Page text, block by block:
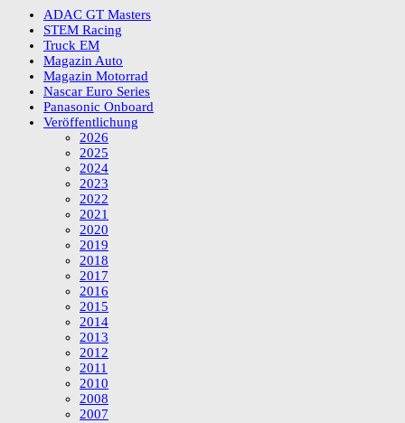
ADAC GT Masters
STEM Racing
Truck EM
Magazin Auto
Magazin Motorrad
Nascar Euro Series
Panasonic Onboard
Veröffentlichung
2026
2025
2024
2023
2022
2021
2020
2019
2018
2017
2016
2015
2014
2013
2012
2011
2010
2008
2007